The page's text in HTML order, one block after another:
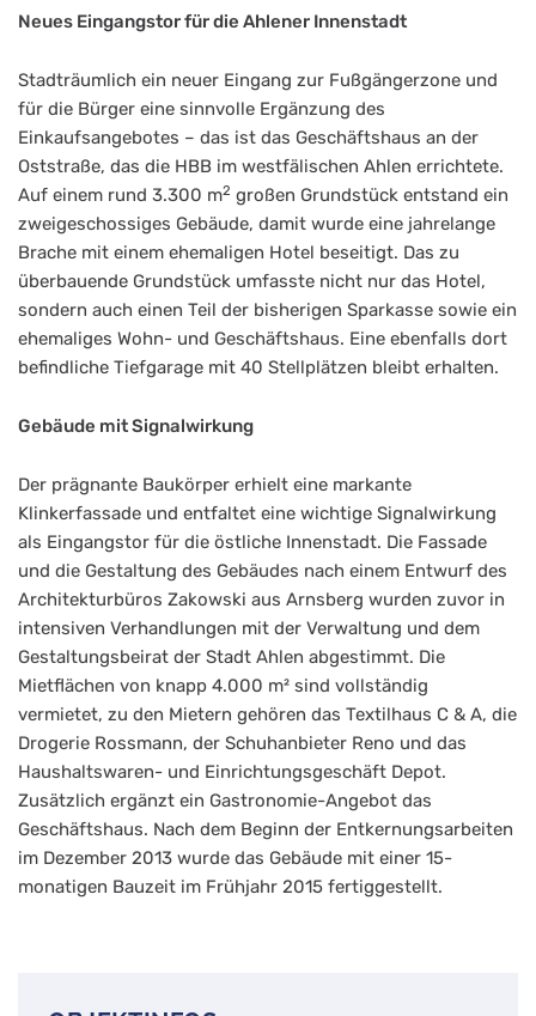
Neues Eingangstor für die Ahlener Innenstadt
Stadträumlich ein neuer Eingang zur Fußgängerzone und
für die Bürger eine sinnvolle Ergänzung des
Einkaufsangebotes – das ist das Geschäftshaus an der
Oststraße, das die HBB im westfälischen Ahlen errichtete.
Auf einem rund 3.300 m2 großen Grundstück entstand ein
zweigeschossiges Gebäude, damit wurde eine jahrelange
Brache mit einem ehemaligen Hotel beseitigt. Das zu
überbauende Grundstück umfasste nicht nur das Hotel,
sondern auch einen Teil der bisherigen Sparkasse sowie ein
ehemaliges Wohn- und Geschäftshaus. Eine ebenfalls dort
befindliche Tiefgarage mit 40 Stellplätzen bleibt erhalten.
Gebäude mit Signalwirkung
Der prägnante Baukörper erhielt eine markante
Klinkerfassade und entfaltet eine wichtige Signalwirkung
als Eingangstor für die östliche Innenstadt. Die Fassade
und die Gestaltung des Gebäudes nach einem Entwurf des
Architekturbüros Zakowski aus Arnsberg wurden zuvor in
intensiven Verhandlungen mit der Verwaltung und dem
Gestaltungsbeirat der Stadt Ahlen abgestimmt. Die
Mietflächen von knapp 4.000 m² sind vollständig
vermietet, zu den Mietern gehören das Textilhaus C & A, die
Drogerie Rossmann, der Schuhanbieter Reno und das
Haushaltswaren- und Einrichtungsgeschäft Depot.
Zusätzlich ergänzt ein Gastronomie-Angebot das
Geschäftshaus. Nach dem Beginn der Entkernungsarbeiten
im Dezember 2013 wurde das Gebäude mit einer 15-
monatigen Bauzeit im Frühjahr 2015 fertiggestellt.